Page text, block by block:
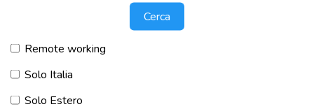
Cerca
Remote working
Solo Italia
Solo Estero